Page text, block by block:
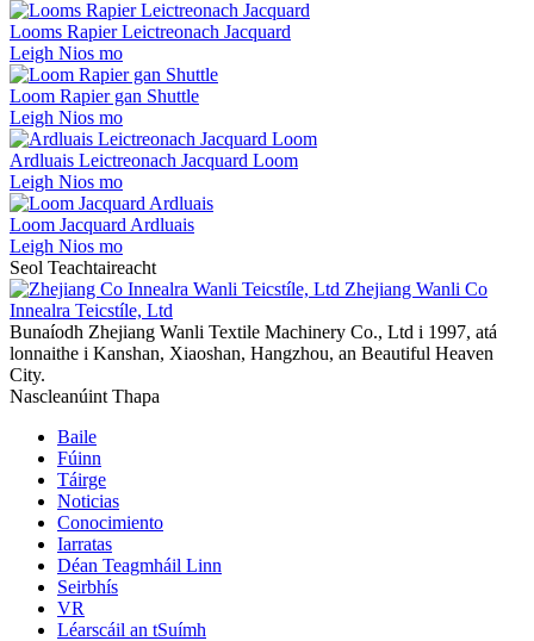
Looms Rapier Leictreonach Jacquard
Leigh Nios mo
Loom Rapier gan Shuttle
Leigh Nios mo
Ardluais Leictreonach Jacquard Loom
Leigh Nios mo
Loom Jacquard Ardluais
Leigh Nios mo
Seol Teachtaireacht
Bunaíodh Zhejiang Wanli Textile Machinery Co., Ltd i 1997, atá
lonnaithe i Kanshan, Xiaoshan, Hangzhou, an Beautiful Heaven
City.
Nascleanúint Thapa
Baile
Fúinn
Táirge
Noticias
Conocimiento
Iarratas
Déan Teagmháil Linn
Seirbhís
VR
Léarscáil an tSuímh